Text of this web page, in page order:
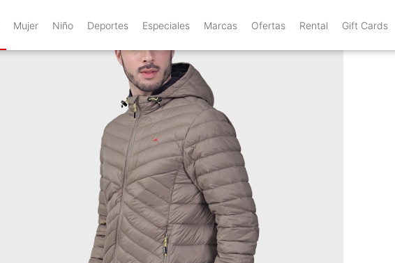
Mujer Niño Deportes Especiales Marcas Ofertas Rental Gift Cards